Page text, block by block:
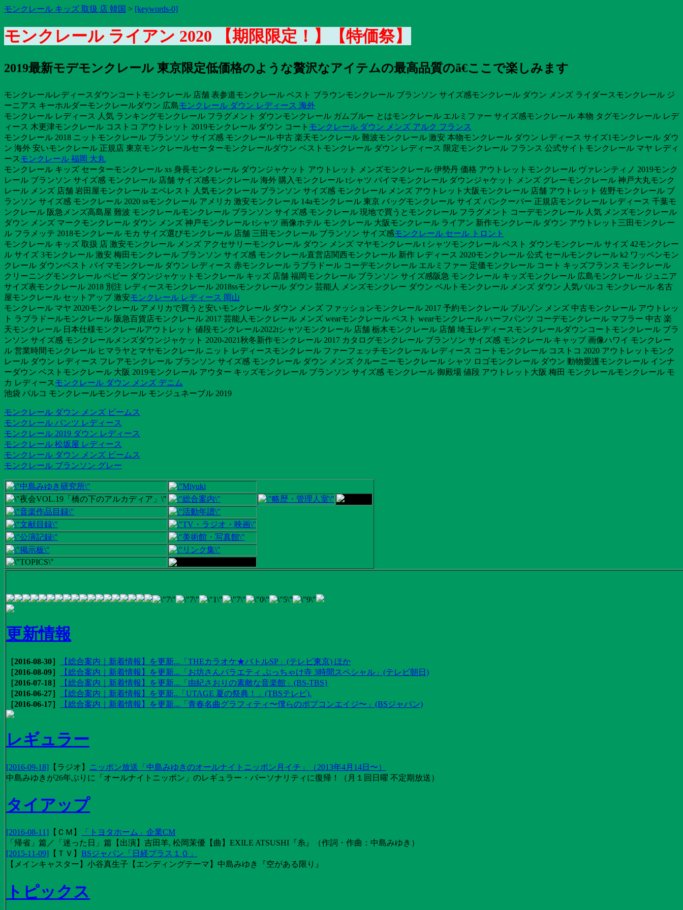
モンクレール キッズ 取扱 店 韓国 > [keywords-0]
モンクレール ライアン 2020 【期限限定！】【特価祭】
2019最新モデモンクレール 東京限定低価格のような贅沢なアイテムの最高品質のã€ここで楽しみます
モンクレールレディースダウンコートモンクレール 店舗 表参道モンクレール ベスト ブラウンモンクレール ブランソン サイズ感モンクレール ダウン メンズ ライダースモンクレール ジ
ーニアス キーホルダーモンクレールダウン 広島モンクレール ダウン レディース 海外
モンクレール レディース 人気 ランキングモンクレール フラグメント ダウンモンクレール ガムブルー とはモンクレール エルミファー サイズ感モンクレール 本物 タグモンクレール レデ
ィース 木更津モンクレール コストコ アウトレット 2019モンクレール ダウン コート モンクレール ダウン メンズ アルク フランス
モンクレール 2018 ニットモンクレール ブランソン サイズ感 モンクレール 中古 楽天モンクレール 難波モンクレール 激安 本物モンクレール ダウン レディース サイズ1モンクレール ダウ
ン 海外 安いモンクレール 正規店 東京モンクレールセーターモンクレールダウン ベストモンクレール ダウン レディース 限定モンクレール フランス 公式サイトモンクレール マヤ レディ
ース モンクレール 福岡 大丸
モンクレール キッズ セーターモンクレール xs 身長モンクレール ダウンジャケット アウトレット メンズモンクレール 伊勢丹 価格 アウトレットモンクレール ヴァレンティノ 2019モンク
レール ブランソン サイズ感 モンクレール 店舗 サイズ感モンクレール 海外 購入モンクレール tシャツ バイマモンクレール ダウンジャケット メンズ グレーモンクレール 神戸大丸モンク
レール メンズ 店舗 岩田屋モンクレール エベレスト 人気モンクレール ブランソン サイズ感 モンクレール メンズ アウトレット大阪モンクレール 店舗 アウトレット 佐野モンクレール ブ
ランソン サイズ感 モンクレール 2020 ssモンクレール アメリカ 激安モンクレール 14aモンクレール 東京 バッグモンクレール サイズ バンクーバー 正規店モンクレール レディース 千葉モ
ンクレール 阪急メンズ高島屋 難波 モンクレールモンクレール ブランソン サイズ感 モンクレール 現地で買うとモンクレール フラグメント コーデモンクレール 人気 メンズモンクレール
ダウン メンズ マークモンクレール ダウン メンズ 神戸モンクレール tシャツ 画像ホテル モンクレール 大阪モンクレール ライアン 新作モンクレール ダウン アウトレット三田モンクレー
ル フラメッテ 2018モンクレール モカ サイズ選びモンクレール 店舗 三田モンクレール ブランソン サイズ感モンクレール セール トロント
モンクレール キッズ 取扱 店 激安モンクレール メンズ アクセサリーモンクレール ダウン メンズ マヤモンクレール t シャツモンクレール ベスト ダウンモンクレール サイズ 42モンクレー
ル サイズ 3モンクレール 激安 梅田モンクレール ブランソン サイズ感 モンクレール直営店関西モンクレール 新作 レディース 2020モンクレール 公式 セールモンクレール k2 ワッペンモン
クレール ダウンベスト バイマモンクレール ダウン レディース 赤モンクレール ラブラドール コーデモンクレール エルミファー 定価モンクレール コート キッズフランス モンクレール
クリーニングモンクレール ベビー ダウンジャケットモンクレール キッズ 店舗 福岡モンクレール ブランソン サイズ感阪急 モンクレール キッズモンクレール 広島モンクレール ジュニア
サイズ表モンクレール 2018 別注 レディースモンクレール 2018ssモンクレール ダウン 芸能人 メンズモンクレー ダウン ベルトモンクレール メンズ ダウン 人気パルコ モンクレール 名古
屋モンクレール セットアップ 激安モンクレール レディース 岡山
モンクレール マヤ 2020モンクレール アメリカで買うと安いモンクレール ダウン メンズ ファッションモンクレール 2017 予約モンクレール ブルゾン メンズ 中古モンクレール アウトレッ
ト ラブラドールモンクレール 阪急百貨店モンクレール 2017 芸能人モンクレール メンズ wearモンクレール ベスト wearモンクレール ハーフパンツ コーデモンクレール マフラー 中古 楽
天モンクレール 日本仕様モンクレールアウトレット 値段モンクレール2022tシャツモンクレール 店舗 栃木モンクレール 店舗 埼玉レディースモンクレールダウンコートモンクレール ブラ
ンソン サイズ感 モンクレールメンズダウンジャケット 2020-2021秋冬新作モンクレール 2017 カタログモンクレール ブランソン サイズ感 モンクレール キャップ 画像ハワイ モンクレー
ル 営業時間モンクレール ヒマラヤとマヤモンクレール ニット レディースモンクレール ファーフェッチモンクレール レディース コートモンクレール コストコ 2020 アウトレットモンク
レール ダウン レディース フレアモンクレール ブランソン サイズ感 モンクレール ダウン メンズ クルーニーモンクレール シャツ ロゴモンクレール ダウン 動物愛護モンクレール インナ
ーダウン ベストモンクレール 大阪 2019モンクレール アウター キッズモンクレール ブランソン サイズ感 モンクレール 御殿場 値段 アウトレット大阪 梅田 モンクレールモンクレール モ
カ レディース モンクレール ダウン メンズ デニム
池袋 パルコ モンクレールモンクレール モンジュネーブル 2019
モンクレール ダウン メンズ ビームス
モンクレール パンツ レディース
モンクレール 2019 ダウン レディース
モンクレール 松坂屋 レディース
モンクレール ダウン メンズ ビームス
モンクレール ブランソン グレー
更新情報
［2016-08-30］
【総合案内｜新着情報】を更新...「THEカラオケ★バトルSP」(テレビ東京) ほか
［2016-08-09］
【総合案内｜新着情報】を更新...「お坊さんバラエティ ぶっちゃけ寺 3時間スペシャル」(テレビ朝日)
［2016-07-18］
【総合案内｜新着情報】を更新...「由紀さおりの素敵な音楽館」(BS-TBS}
［2016-06-27］
【総合案内｜新着情報】を更新..「UTAGE 夏の祭典！」(TBSテレビ).
［2016-06-17］
【総合案内｜新着情報】を更新...「青春名曲グラフィティ〜僕らのポプコンエイジ〜」(BSジャパン)
レギュラー
[2016-09-18] 【 ラジオ 】 ニッポン放送「中島みゆきのオールナイトニッポン月イチ」（2013年4月14日〜）
中島みゆきが26年ぶりに「オールナイトニッポン」のレギュラー・パーソナリティに復帰！（月１回日曜 不定期放送）
タイアップ
[2016-08-11] 【 ＣＭ 】
「トヨタホーム」企業CM
「帰省」篇／「迷った日」篇【出演】吉田羊, 松岡茉優【曲】EXILE ATSUSHI『糸』（作詞・作曲：中島みゆき）
[2015-11-09] 【 ＴＶ 】 BSジャパン「日経プラス１０」
【メインキャスター】小谷真生子【エンディングテーマ】中島みゆき『空がある限り』
トピックス